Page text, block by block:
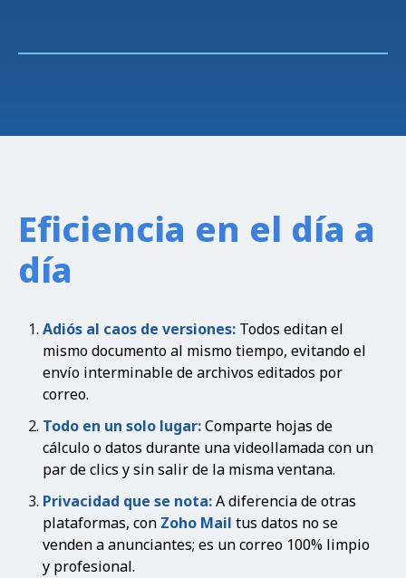
Eficiencia en el día a
día
Adiós al caos de versiones: Todos editan el
mismo documento al mismo tiempo, evitando el
envío interminable de archivos editados por
correo.
Todo en un solo lugar:Comparte hojas de
cálculo o datos durante una videollamada con un
par de clics y sin salir de la misma ventana.
Privacidad que se nota:A diferencia de otras
plataformas, con Zoho Mail tus datos no se
venden a anunciantes; es un correo 100% limpio
y profesional.